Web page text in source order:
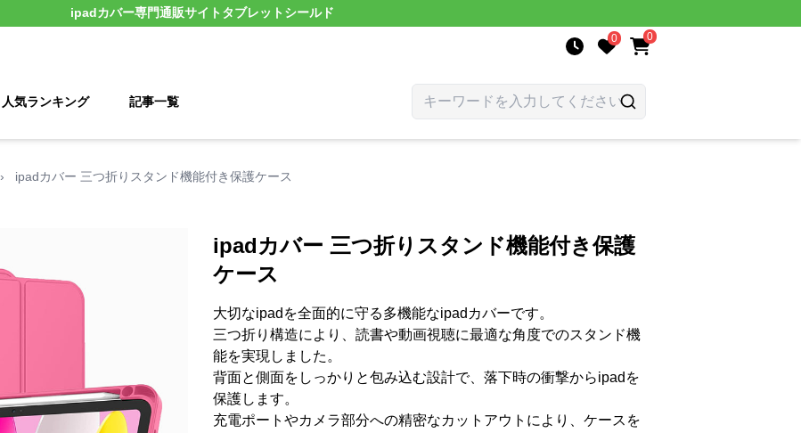
ipadカバー専門通販サイト タブレットシールド
0 0
人気ランキング 記事一覧
› ipadカバー 三つ折りスタンド機能付き保護ケース
ipadカバー 三つ折りスタンド機能付き保護
ケース
大切なipadを全面的に守る多機能なipadカバーです。
三つ折り構造により、読書や動画視聴に最適な角度でのスタンド機
能を実現しました。
背面と側面をしっかりと包み込む設計で、落下時の衝撃からipadを
保護します。
充電ポートやカメラ部分への精密なカットアウトにより、ケースを